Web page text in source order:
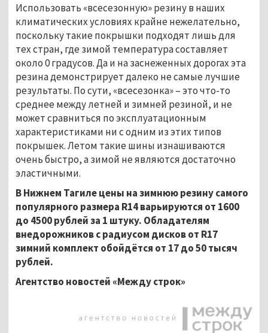
Использовать «всесезонную» резину в наших
климатических условиях крайне нежелательно,
поскольку такие покрышки подходят лишь для
тех стран, где зимой температура составляет
около 0 градусов. Да и на заснеженных дорогах эта
резина демонстрирует далеко не самые лучшие
результаты. По сути, «всесезонка» – это что-то
среднее между летней и зимней резиной, и не
может сравниться по эксплуатационным
характеристиками ни с одним из этих типов
покрышек. Летом такие шины изнашиваются
очень быстро, а зимой не являются достаточно
эластичными.
В Нижнем Тагиле цены на зимнюю резину самого
популярного размера R14 варьируются от 1600
до 4500 рублей за 1 штуку. Обладателям
внедорожников с радиусом дисков от R17
зимний комплект обойдётся от 17 до 50 тысяч
рублей.
Агентство новостей «Между строк»